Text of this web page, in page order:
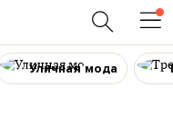
Уличная мода